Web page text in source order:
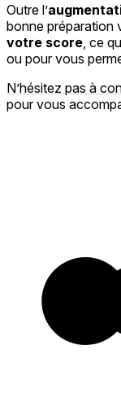
Outre l’
bonne préparation
votre score , ce
ou pour vous
N’hésitez pas à
pour vous